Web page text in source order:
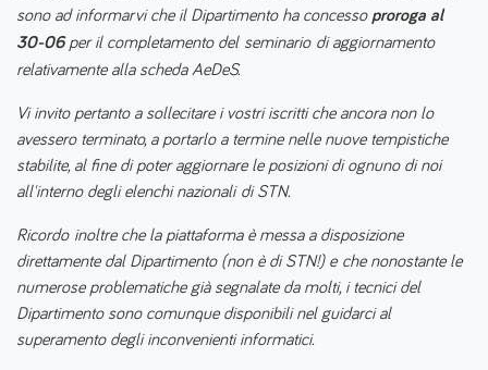
sono ad informarvi che il Dipartimento ha concesso proroga al
30-06per il completamento del seminario di aggiornamento
relativamente alla scheda AeDeS.
Vi invito pertanto a sollecitare i vostri iscritti che ancora non lo
avessero terminato, a portarlo a termine nelle nuove tempistiche
stabilite, al fine di poter aggiornare le posizioni di ognuno di noi
all'interno degli elenchi nazionali di STN.
Ricordo inoltre che la piattaforma è messa a disposizione
direttamente dal Dipartimento (non è di STN!) e che nonostante le
numerose problematiche già segnalate da molti, i tecnici del
Dipartimento sono comunque disponibili nel guidarci al
superamento degli inconvenienti informatici.